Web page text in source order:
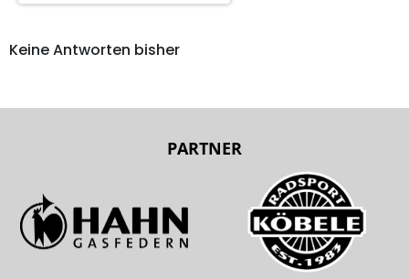
Keine Antworten bisher
PARTNER